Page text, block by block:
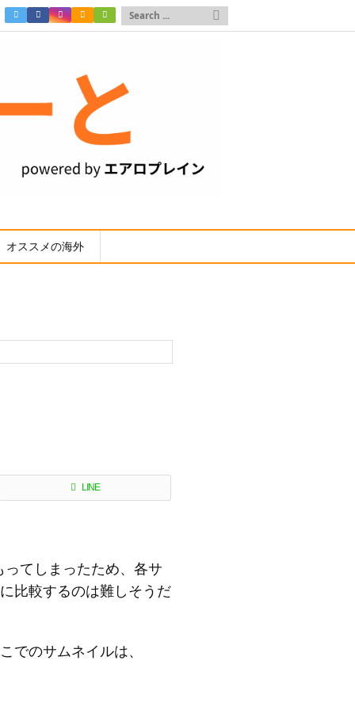
オススメの海外

LINE
てしまったため、各サ
比較するのは難しそうだ
でのサムネイルは、